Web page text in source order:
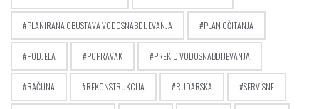
PLANIRANA OBUSTAVA VODOSNABDIJEVANJA PLAN OČITANJA
PODJELA POPRAVAK PREKID VODOSNABDIJEVANJA
RAČUNA REKONSTRUKCIJA RUDARSKA SERVISNE